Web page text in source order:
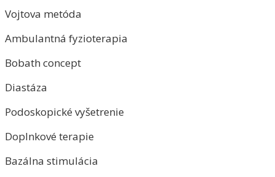
Vojtova metóda
Ambulantná fyzioterapia
Bobath concept
Diastáza
Podoskopické vyšetrenie
Doplnkové terapie
Bazálna stimulácia